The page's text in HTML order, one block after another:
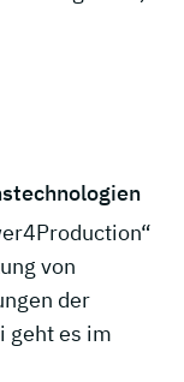
von
der
geht es im